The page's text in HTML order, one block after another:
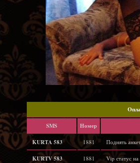
SMS Hомер
KURTA 583 1881 Поднять
KURTV 583 1881 Vip статус